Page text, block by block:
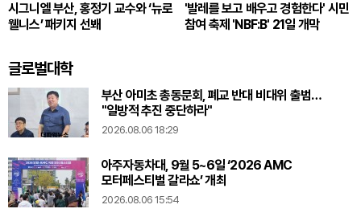
시그니엘 부산, 홍정기 교수와 ‘뉴로
웰니스’ 패키지 선봬
'발레를 보고 배우고 경험한다' 시민
참여 축제 'NBF:B' 21일 개막
글로벌대학
부산 아미초 총동문회, 폐교 반대 비대위 출범…
"일방적 추진 중단하라"
2026.08.06 18:29
아주자동차대, 9월 5~6일 ‘2026 AMC
모터페스티벌 갈라쇼’ 개최
2026.08.06 15:54